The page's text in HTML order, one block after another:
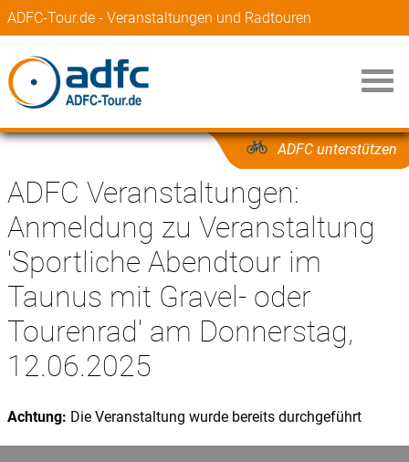
ADFC-Tour.de - Veranstaltungen und Radtouren
ADFC unterstützen
ADFC Veranstaltungen:
Anmeldung zu Veranstaltung
'Sportliche Abendtour im
Taunus mit Gravel- oder
Tourenrad' am Donnerstag,
12.06.2025
Achtung: Die Veranstaltung wurde bereits durchgeführt